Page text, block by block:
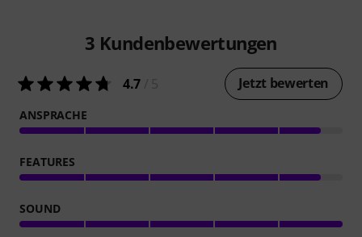
3 Kundenbewertungen
4.7 Jetzt bewerten
ANSPRACHE
FEATURES
SOUND